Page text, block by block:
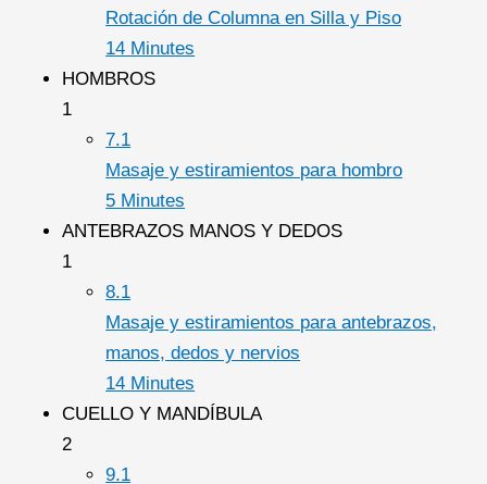
Rotación de Columna en Silla y Piso
14 Minutes
HOMBROS
1
7.1
Masaje y estiramientos para hombro
5 Minutes
ANTEBRAZOS MANOS Y DEDOS
1
8.1
Masaje y estiramientos para antebrazos,
manos, dedos y nervios
14 Minutes
CUELLO Y MANDÍBULA
2
9.1